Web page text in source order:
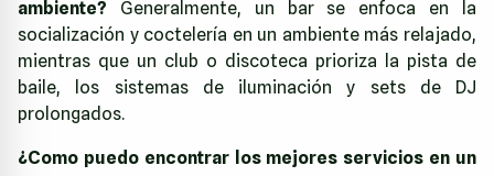
ambiente? Generalmente, un bar se enfoca en la
socialización y coctelería en un ambiente más relajado,
mientras que un club o discoteca prioriza la pista de
baile, los sistemas de iluminación y sets de DJ
prolongados.
¿Como puedo encontrar los mejores servicios en un